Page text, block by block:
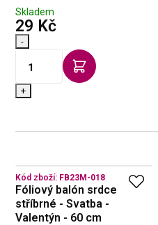
Skladem
29 Kčs DPH
-
+
Kód zboží: FB23M-018
Fóliový balón srdce
stříbrné - Svatba -
Valentýn - 60 cm